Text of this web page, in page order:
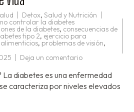
Detox, Salud y Nutrición
controlar la diabetes
de la diabetes, consecuencias de
tipo 2, ejercicio para
, problemas de visión,
Deja un comentarioen
Diabetes:
Causas,
Consecuencias
La diabetes es una enfermedad
caracteriza por niveles elevados